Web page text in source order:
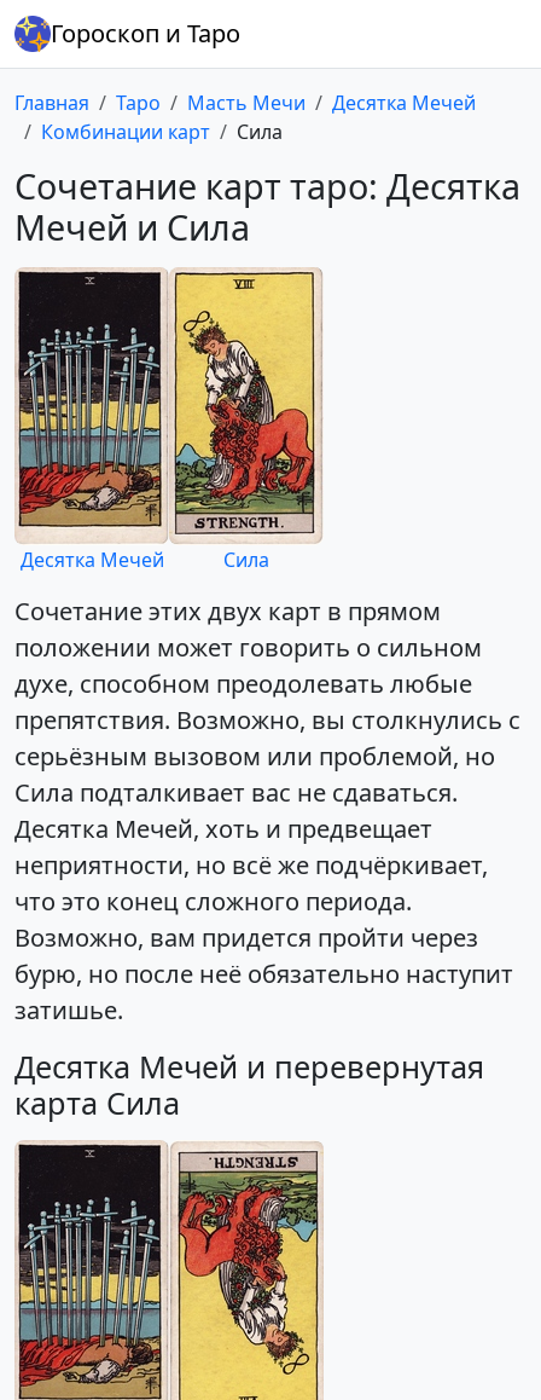
Гороскоп и Таро
Главная Таро Масть Мечи
Десятка Мечей
Комбинации карт
Сила
Сочетание карт таро: Десятка
Мечей и Сила
Десятка Мечей Сила
Сочетание этих двух карт в прямом
положении может говорить о сильном
духе, способном преодолевать любые
препятствия. Возможно, вы столкнулись с
серьёзным вызовом или проблемой, но
Сила подталкивает вас не сдаваться.
Десятка Мечей, хоть и предвещает
неприятности, но всё же подчёркивает,
что это конец сложного периода.
Возможно, вам придется пройти через
бурю, но после неё обязательно наступит
затишье.
Десятка Мечей и перевернутая
карта Сила